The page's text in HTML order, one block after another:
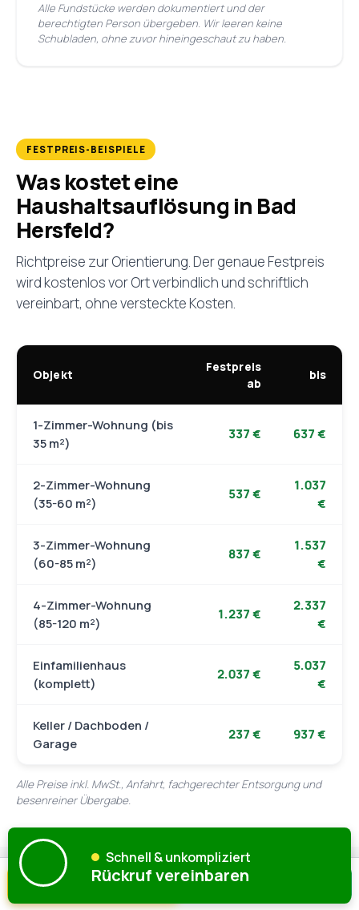
Alle Fundstücke werden dokumentiert und der
berechtigten Person übergeben. Wir leeren keine
Schubladen, ohne zuvor hineingeschaut zu haben.
FESTPREIS-BEISPIELE
Was kostet eine
Haushaltsauflösung in Bad
Hersfeld?
Richtpreise zur Orientierung. Der genaue Festpreis
wird kostenlos vor Ort verbindlich und schriftlich
vereinbart, ohne versteckte Kosten.
Objekt
Festpreis
ab
bis
1-Zimmer-Wohnung (bis
35 m²)
337 € 637 €
2-Zimmer-Wohnung
(35-60 m²)
537 €
1.037
€
3-Zimmer-Wohnung
(60-85 m²)
837 €
1.537
€
4-Zimmer-Wohnung
(85-120 m²)
1.237 €
2.337
€
Einfamilienhaus
(komplett)
2.037 €
5.037
€
Keller / Dachboden /
Garage
237 € 937 €
Alle Preise inkl. MwSt., Anfahrt, fachgerechter Entsorgung und
besenreiner Übergabe.
☎ Anrufen 📝 Anfragen
Schnell & unkompliziert
Rückruf vereinbaren